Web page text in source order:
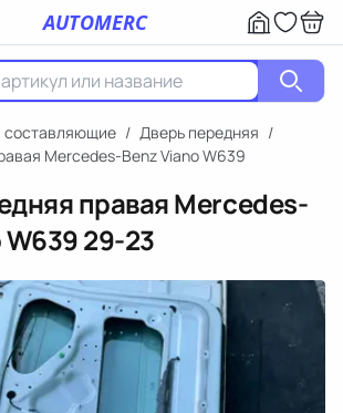
AUTOMERC
составляющие / Дверь передняя /
Mercedes-Benz Viano W639
правая Mercedes-
W63929-23